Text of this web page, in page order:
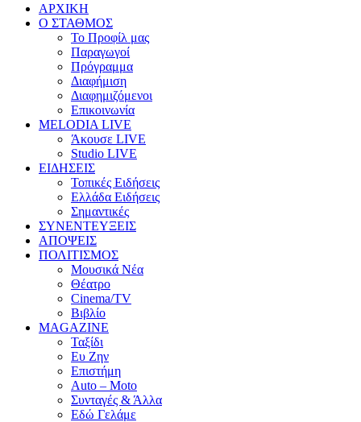
ΑΡΧΙΚΗ
Ο ΣΤΑΘΜΟΣ
Το Προφίλ μας
Παραγωγοί
Πρόγραμμα
Διαφήμιση
Διαφημιζόμενοι
Επικοινωνία
MELODIA LIVE
Άκουσε LIVE
Studio LIVE
ΕΙΔΗΣΕΙΣ
Τοπικές Ειδήσεις
Ελλάδα Ειδήσεις
Σημαντικές
ΣΥΝΕΝΤΕΥΞΕΙΣ
ΑΠΟΨΕΙΣ
ΠΟΛΙΤΙΣΜΟΣ
Μουσικά Νέα
Θέατρο
Cinema/TV
Βιβλίο
MAGAZINE
Ταξίδι
Ευ Ζην
Επιστήμη
Auto – Moto
Συνταγές & Άλλα
Εδώ Γελάμε